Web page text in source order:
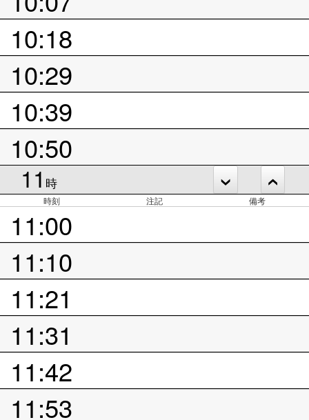
10:18
10:29
10:39
10:50
11 時
時刻 注記 備考
11:00
11:10
11:21
11:31
11:42
11:53